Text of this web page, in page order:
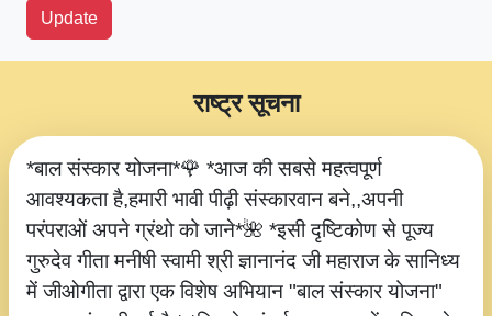
Update
*बाल संस्कार योजना*🌹 *आज की सबसे महत्वपूर्ण
आवश्यकता है,हमारी भावी पीढ़ी संस्कारवान बने,,अपनी
परंपराओं अपने ग्रंथो को जाने*🌺 *इसी दृष्टिकोण से पूज्य
गुरुदेव गीता मनीषी स्वामी श्री ज्ञानानंद जी महाराज के सानिध्य
में जीओगीता द्वारा एक विशेष अभियान "बाल संस्कार योजना"
राष्ट्र सूचना